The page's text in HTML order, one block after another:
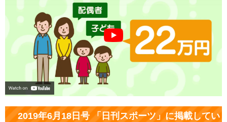
2019年6月18日号 「日刊スポーツ」に掲載してい